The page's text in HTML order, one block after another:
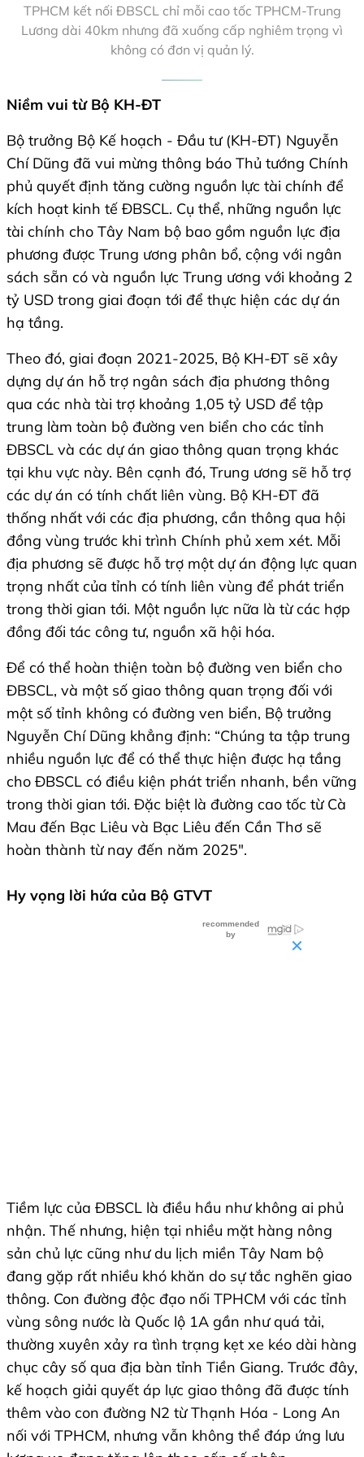
TPHCM kết nối ĐBSCL chỉ mỗi cao tốc TPHCM-Trung
Lương dài 40km nhưng đã xuống cấp nghiêm trọng vì
không có đơn vị quản lý.
Niềm vui từ Bộ KH-ĐT
Bộ trưởng Bộ Kế hoạch - Đầu tư (KH-ĐT) Nguyễn
Chí Dũng đã vui mừng thông báo Thủ tướng Chính
phủ quyết định tăng cường nguồn lực tài chính để
kích hoạt kinh tế ĐBSCL. Cụ thể, những nguồn lực
tài chính cho Tây Nam bộ bao gồm nguồn lực địa
phương được Trung ương phân bổ, cộng với ngân
sách sẵn có và nguồn lực Trung ương với khoảng 2
tỷ USD trong giai đoạn tới để thực hiện các dự án
hạ tầng.
Theo đó, giai đoạn 2021-2025, Bộ KH-ĐT sẽ xây
dựng dự án hỗ trợ ngân sách địa phương thông
qua các nhà tài trợ khoảng 1,05 tỷ USD để tập
trung làm toàn bộ đường ven biển cho các tỉnh
ĐBSCL và các dự án giao thông quan trọng khác
tại khu vực này. Bên cạnh đó, Trung ương sẽ hỗ trợ
các dự án có tính chất liên vùng. Bộ KH-ĐT đã
thống nhất với các địa phương, cần thông qua hội
đồng vùng trước khi trình Chính phủ xem xét. Mỗi
địa phương sẽ được hỗ trợ một dự án động lực quan
trọng nhất của tỉnh có tính liên vùng để phát triển
trong thời gian tới. Một nguồn lực nữa là từ các hợp
đồng đối tác công tư, nguồn xã hội hóa.
Để có thể hoàn thiện toàn bộ đường ven biển cho
ĐBSCL, và một số giao thông quan trọng đối với
một số tỉnh không có đường ven biển, Bộ trưởng
Nguyễn Chí Dũng khẳng định: “Chúng ta tập trung
nhiều nguồn lực để có thể thực hiện được hạ tầng
cho ĐBSCL có điều kiện phát triển nhanh, bền vững
trong thời gian tới. Đặc biệt là đường cao tốc từ Cà
Mau đến Bạc Liêu và Bạc Liêu đến Cần Thơ sẽ
hoàn thành từ nay đến năm 2025".
Hy vọng lời hứa của Bộ GTVT
Tiềm lực của ĐBSCL là điều hầu như không ai phủ
nhận. Thế nhưng, hiện tại nhiều mặt hàng nông
sản chủ lực cũng như du lịch miền Tây Nam bộ
đang gặp rất nhiều khó khăn do sự tắc nghẽn giao
thông. Con đường độc đạo nối TPHCM với các tỉnh
vùng sông nước là Quốc lộ 1A gần như quá tải,
thường xuyên xảy ra tình trạng kẹt xe kéo dài hàng
chục cây số qua địa bàn tỉnh Tiền Giang. Trước đây,
kế hoạch giải quyết áp lực giao thông đã được tính
thêm vào con đường N2 từ Thạnh Hóa - Long An
nối với TPHCM, nhưng vẫn không thể đáp ứng lưu